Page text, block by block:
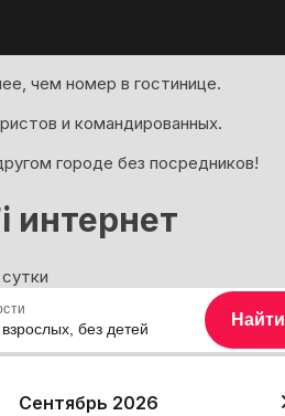
чем номер в гостинице.
и командированных.
городе без посредников!
интернет
Сентябрь 2026
без детей Найти